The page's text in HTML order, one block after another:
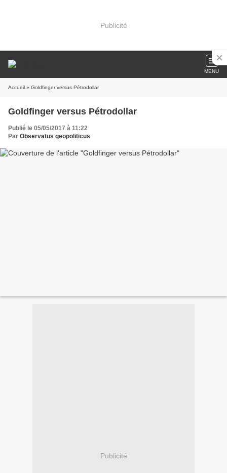
Publicité
MENU
Accueil » Goldfinger versus Pétrodollar
Goldfinger versus Pétrodollar
Publié le 05/05/2017 à 11:22
Par Observatus geopoliticus
Publicité